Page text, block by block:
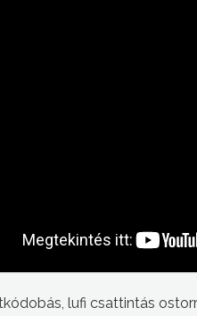
lufi csattintás